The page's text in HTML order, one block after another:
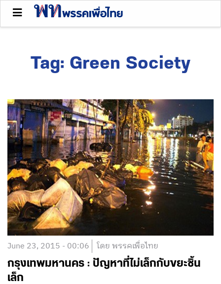
Tag: Green Society
June 23, 2015 - 00:06 โดย พรรคเพื่อไทย
กรุงเทพมหานคร : ปัญหาที่ไม่เล็กกับขยะชิ้น
เล็ก